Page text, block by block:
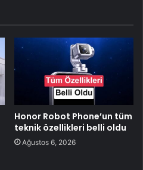
Honor Robot Phone’un tüm
teknik özellikleri belli oldu
Ağustos 6, 2026